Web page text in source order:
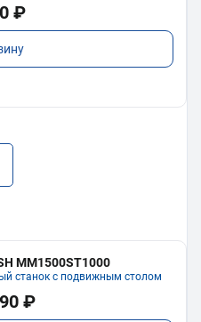
₽
MM1500ST1000
станок с подвижным столом
₽